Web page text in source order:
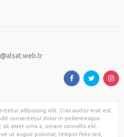
adipiscing elit. Cras auctor erat est,
consectetur dolor in pellentesque.
amet urna a, ornare convallis elit.
ut augue pulvinar, tempor felis sed,